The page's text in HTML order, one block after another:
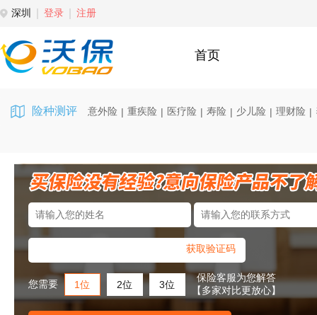
深圳 登录 注册
首页
险种测评 意外险 | 重疾险 | 医疗险 | 寿险 | 少儿险 | 理财险 |
获取验证码
您需要 1位 2位 3位
保险客服为您解答
【多家对比更放心】